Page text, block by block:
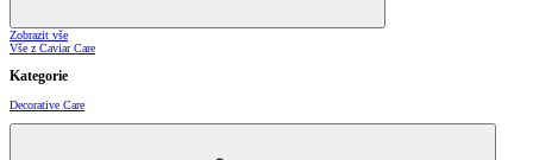
Zobrazit vše
Vše z Caviar Care
Kategorie
Decorative Care